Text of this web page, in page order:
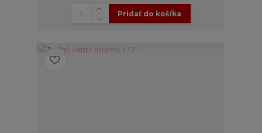
Pridať do košíka